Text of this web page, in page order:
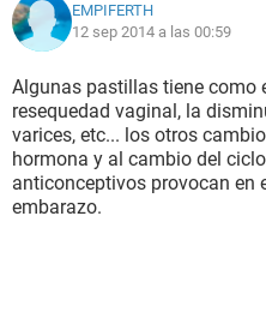
EMPIFERTH
12 sep 2014 a las 00:59
Algunas pastillas tiene como
resequedad vaginal, la
varices, etc... los otros
hormona y al cambio del
anticonceptivos provocan en
embarazo.